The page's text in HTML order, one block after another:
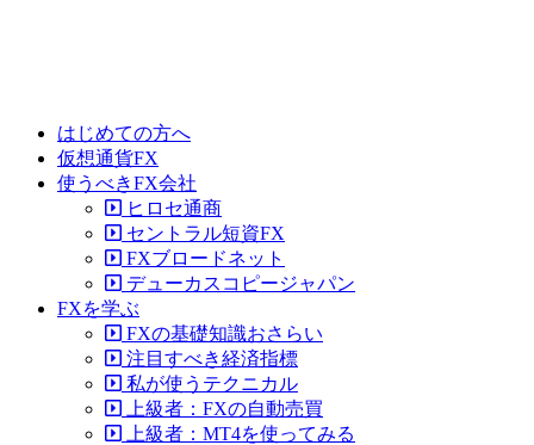
はじめての方へ
仮想通貨FX
使うべきFX会社
ヒロセ通商
セントラル短資FX
FXブロードネット
デューカスコピージャパン
FXを学ぶ
FXの基礎知識おさらい
注目すべき経済指標
私が使うテクニカル
上級者：FXの自動売買
上級者：MT4を使ってみる